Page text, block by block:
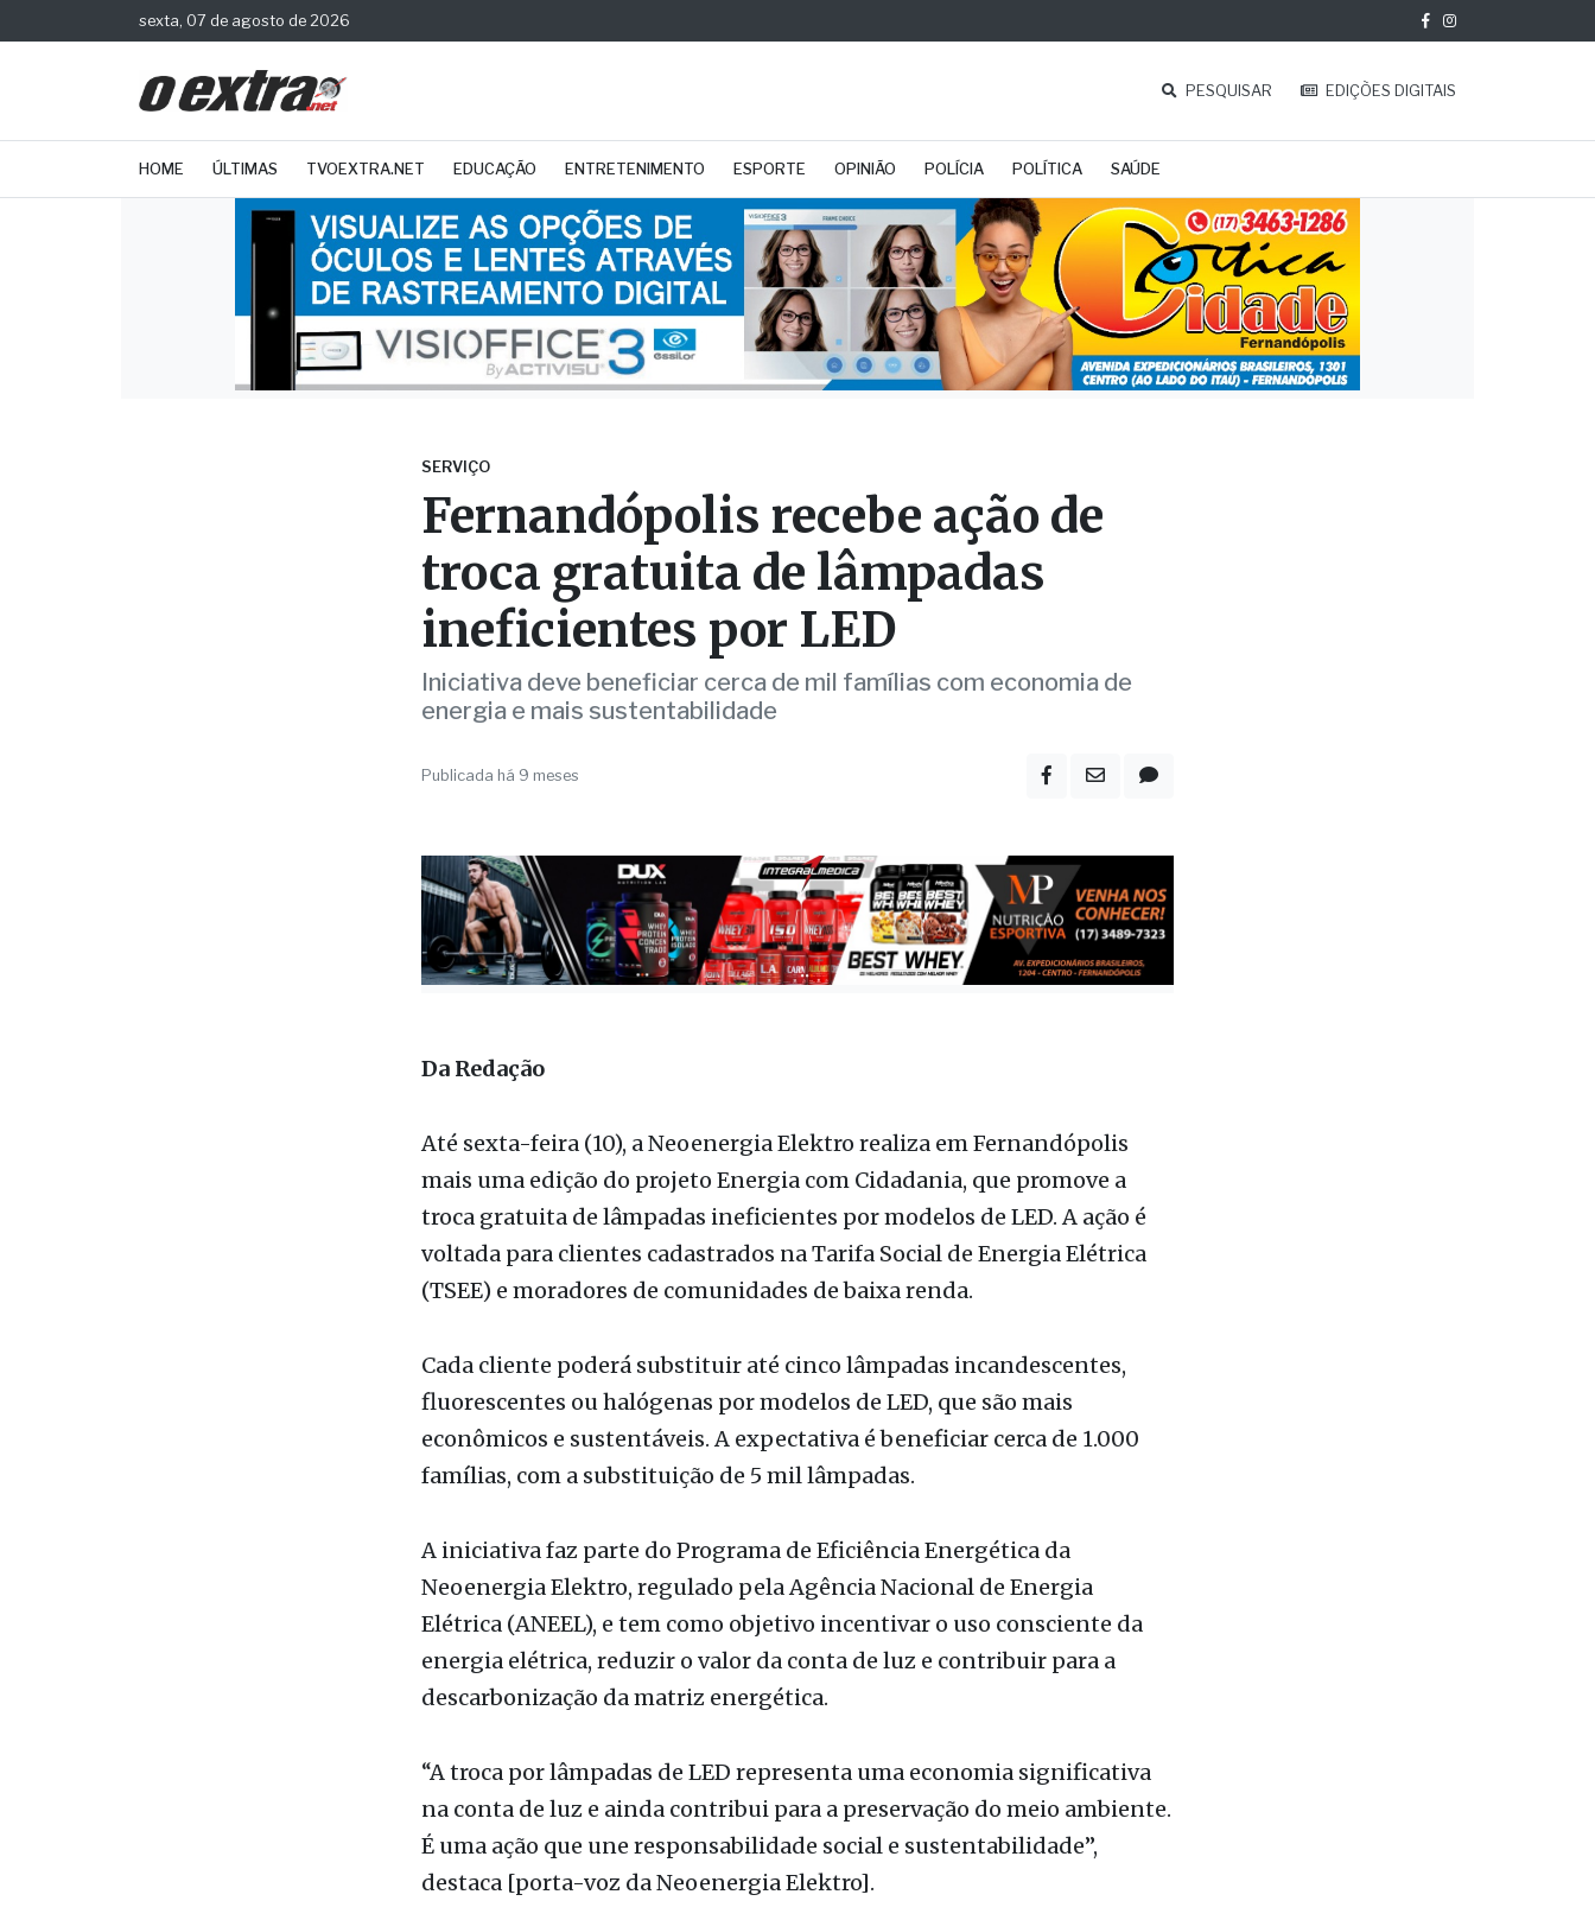
sexta, 07 de agosto de 2026
PESQUISAR EDIÇÕES DIGITAIS
HOME ÚLTIMAS TVOEXTRA.NET EDUCAÇÃO ENTRETENIMENTO ESPORTE OPINIÃO POLÍCIA POLÍTICA SAÚDE
SERVIÇO
Fernandópolis recebe ação de
troca gratuita de lâmpadas
ineficientes por LED
energia e mais sustentabilidade
Da Redação
Até sexta-feira (10), a Neoenergia Elektro realiza em Fernandópolis
mais uma edição do projeto Energia com Cidadania, que promove a
troca gratuita de lâmpadas ineficientes por modelos de LED. A ação é
(TSEE) e moradores de comunidades de baixa renda.
Cada cliente poderá substituir até cinco lâmpadas incandescentes,
fluorescentes ou halógenas por modelos de LED, que são mais
famílias, com a substituição de 5 mil lâmpadas.
A iniciativa faz parte do Programa de Eficiência Energética da
Neoenergia Elektro, regulado pela Agência Nacional de Energia
Elétrica (ANEEL), e tem como objetivo incentivar o uso consciente da
descarbonização da matriz energética.
“A troca por lâmpadas de LED representa uma economia significativa
na conta de luz e ainda contribui para a preservação do meio ambiente.